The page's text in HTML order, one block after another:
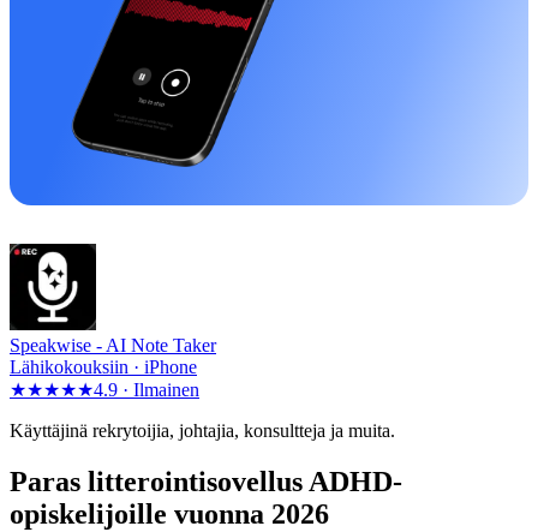
Speakwise - AI Note Taker
Lähikokouksiin · iPhone
★★★★★4.9 · Ilmainen
Käyttäjinä rekrytoijia, johtajia, konsultteja ja muita.
Paras litterointisovellus ADHD-
opiskelijoille vuonna 2026